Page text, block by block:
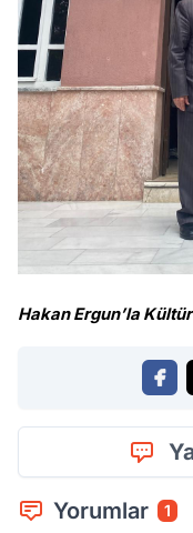
Hakan Ergun’la
Yorumlar 1